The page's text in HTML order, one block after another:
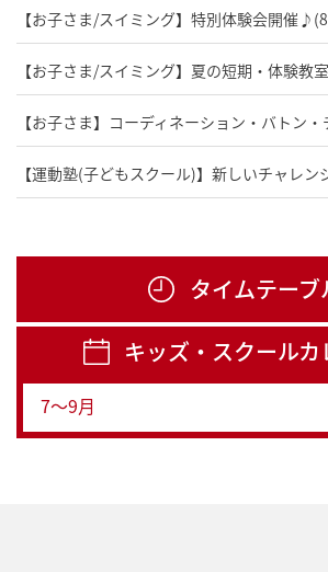
【お子さま/スイミング】特別体験会開催
【大人】大人の習い事～少人数スクールのご
【18歳以上の方】自宅で簡単WEB入会!!
【お得情報】紹介制度のご案内
タイムテーブ
キッズ・スクールカ
7～9月